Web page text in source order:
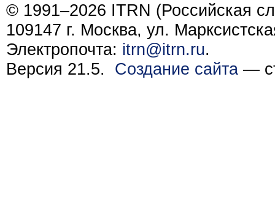
© 1991–2026 ITRN (Российская
109147 г. Москва, ул.
Электропочта: itrn@itrn.ru.
Версия 21.5. Создание сайта —